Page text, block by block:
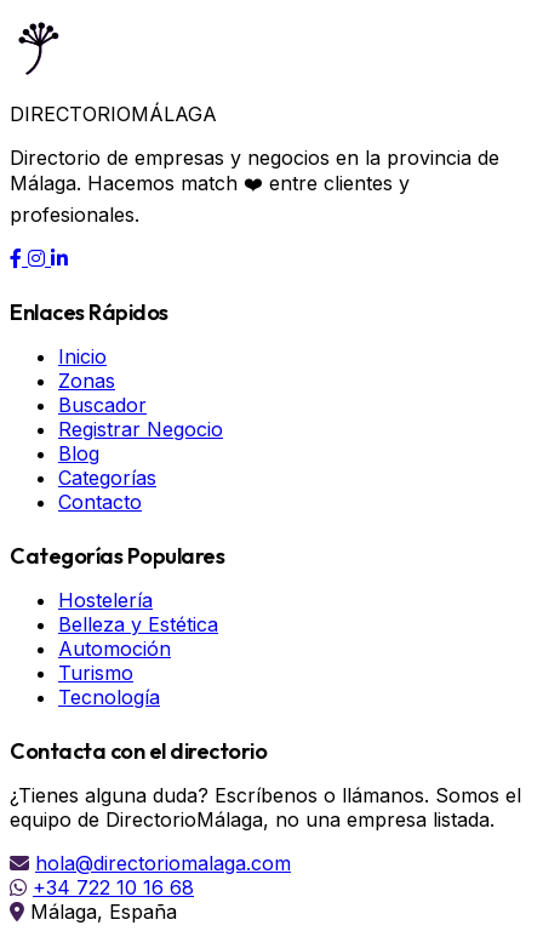
DIRECTORIOMÁLAGA
Directorio de empresas y negocios en la provincia de
Málaga. Hacemos match ❤️ entre clientes y
profesionales.
Enlaces Rápidos
Inicio
Zonas
Buscador
Registrar Negocio
Blog
Categorías
Contacto
Categorías Populares
Hostelería
Belleza y Estética
Automoción
Turismo
Tecnología
Contacta con el directorio
¿Tienes alguna duda? Escríbenos o llámanos. Somos el
equipo de DirectorioMálaga, no una empresa listada.
hola@directoriomalaga.com
+34 722 10 16 68
Málaga, España